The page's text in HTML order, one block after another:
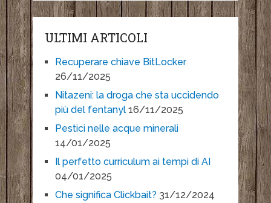
ULTIMI ARTICOLI
Recuperare chiave BitLocker
26/11/2025
Nitazeni: la droga che sta uccidendo
più del fentanyl 16/11/2025
Pestici nelle acque minerali
14/01/2025
Il perfetto curriculum ai tempi di AI
04/01/2025
Che significa Clickbait? 31/12/2024